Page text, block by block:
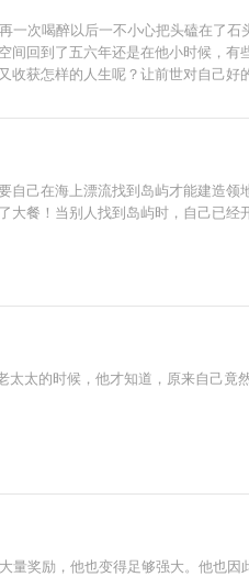
次喝醉以后一不小心把头磕在了
回到了五六年还是在他小时候，
获怎样的人生呢？让前世对自己好
己在海上漂流找到岛屿才能建造
餐！当别人找到岛屿时，自己已
太的时候，他才知道，原来自己
奖励，他也变得足够强大。他也因